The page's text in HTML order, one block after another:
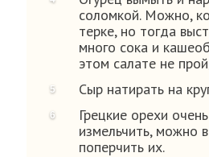
соломкой. Можно,
терке, но тогда
много сока и
этом салате не
Сыр натирать на
Грецкие орехи
измельчить, можно
поперчить их.